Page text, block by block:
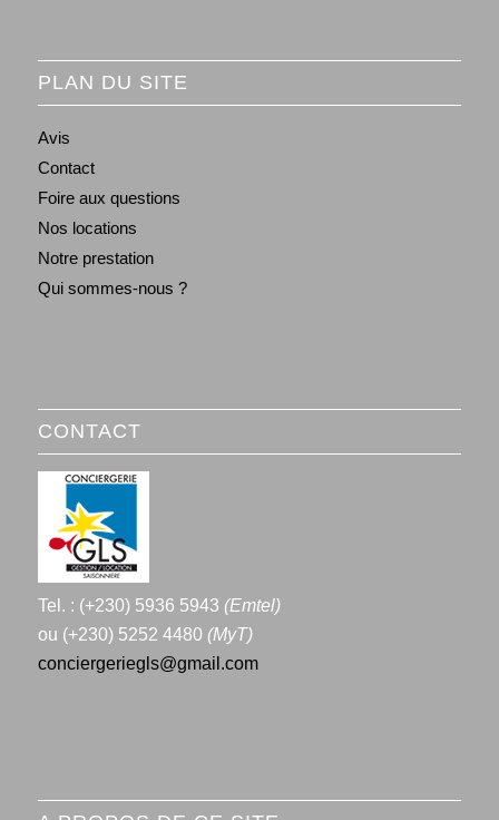
PLAN DU SITE
Avis
Contact
Foire aux questions
Nos locations
Notre prestation
Qui sommes-nous ?
CONTACT
Tel. : (+230) 5936 5943 (Emtel)
ou (+230) 5252 4480 (MyT)
conciergeriegls@gmail.com